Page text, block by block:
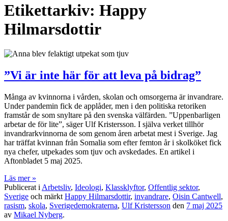
Etikettarkiv: Happy
Hilmarsdottir
”Vi är inte här för att leva på bidrag”
Många av kvinnorna i vården, skolan och omsorgerna är invandrare.
Under pandemin fick de applåder, men i den politiska retoriken
framstår de som snyltare på den svenska välfärden. ”Uppenbarligen
arbetar de för lite”, säger Ulf Kristersson. I själva verket tillhör
invandrarkvinnorna de som genom åren arbetat mest i Sverige. Jag
har träffat kvinnan från Somalia som efter femton år i skolköket fick
nya chefer, utpekades som tjuv och avskedades. En artikel i
Aftonbladet 5 maj 2025.
Läs mer »
Publicerat i Arbetsliv, Ideologi, Klassklyftor, Offentlig sektor,
Sverige och märkt Happy Hilmarsdottir, invandrare, Oisin Cantwell,
rasism, skola, Sverigedemokraterna, Ulf Kristersson den 7 maj 2025
av Mikael Nyberg.